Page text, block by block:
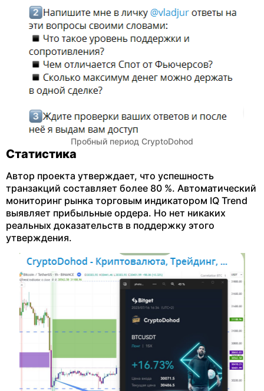
Пробный период CryptoDohod
Статистика
Автор проекта утверждает, что успешность
транзакций составляет более 80 %. Автоматический
мониторинг рынка торговым индикатором IQ Trend
выявляет прибыльные ордера. Но нет никаких
реальных доказательств в поддержку этого
утверждения.